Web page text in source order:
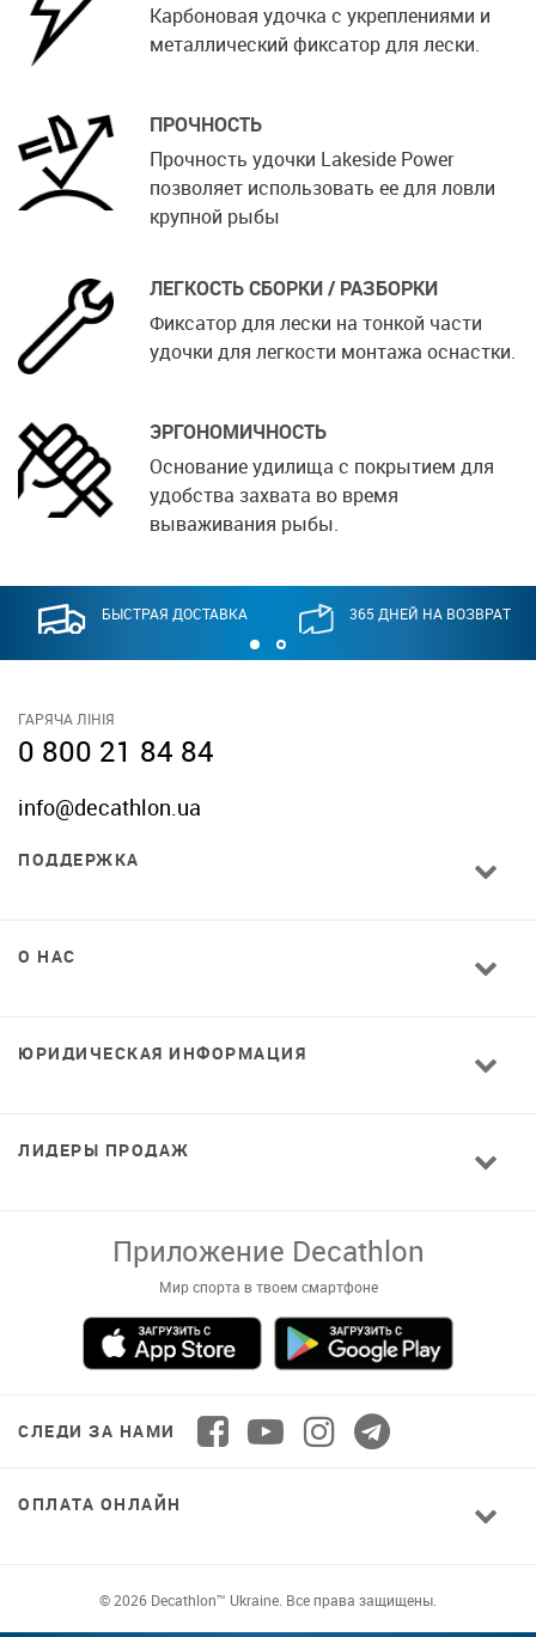
Карбоновая удочка с укреплениями и
металлический фиксатор для лески.
ПРОЧНОСТЬ
Прочность удочки Lakeside Power
позволяет использовать ее для ловли
крупной рыбы
ЛЕГКОСТЬ СБОРКИ / РАЗБОРКИ
Фиксатор для лески на тонкой части
удочки для легкости монтажа оснастки.
ЭРГОНОМИЧНОСТЬ
Основание удилища с покрытием для
удобства захвата во время
вываживания рыбы.
БЫСТРАЯ ДОСТАВКА 365 ДНЕЙ НА ВОЗВРАТ
ГАРЯЧА ЛІНІЯ
0 800 21 84 84
info@decathlon.ua
ПОДДЕРЖКА
О НАС
ЮРИДИЧЕСКАЯ ИНФОРМАЦИЯ
ЛИДЕРЫ ПРОДАЖ
Завантажуй додаток!
Комфортні покупки, ексклюзивні
пропозиції і зручний каталог в твоєму телефоні
ОПЛАТА ОНЛАЙН